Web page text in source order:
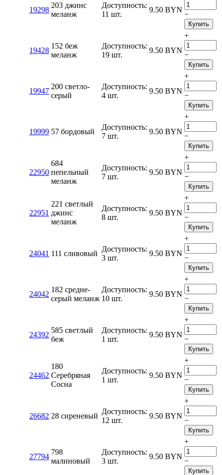
19298
203 джинс
меланж
Доступность:
11 шт.
9.50 BYN
−
Купить
19428
152 беж
меланж
Доступность:
19 шт.
9.50 BYN
+
−
Купить
19947
200 светло-
серый
Доступность:
4 шт.
9.50 BYN
+
−
Купить
19999 57 бордовый
Доступность:
7 шт.
9.50 BYN
+
−
Купить
22950
684
пепельный
меланж
Доступность:
7 шт.
9.50 BYN
+
−
Купить
22951
221 светлый
джинс
меланж
Доступность:
8 шт.
9.50 BYN
+
−
Купить
24041 111 сливовый
Доступность:
3 шт.
9.50 BYN
+
−
Купить
24042
182 средне-
серый меланж
Доступность:
10 шт.
9.50 BYN
+
−
Купить
24392
585 светлый
беж
Доступность:
1 шт.
9.50 BYN
+
−
Купить
24462
180
Серебряная
Сосна
Доступность:
1 шт.
9.50 BYN
+
−
Купить
26682 28 сиреневый
Доступность:
12 шт.
9.50 BYN
+
−
Купить
27794
798
малиновый
Доступность:
3 шт.
9.50 BYN
+
−
Купить